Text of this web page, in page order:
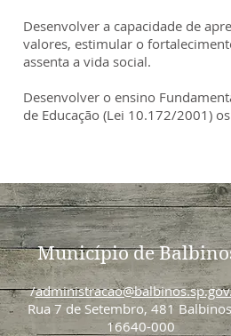
Desenvolver a capacidade de
valores, estimular o
assenta a vida social.
Desenvolver o ensino
de Educação (Lei 10.172/2001)
Município de
/
Rua 7 de Setembro, 481
16640-000